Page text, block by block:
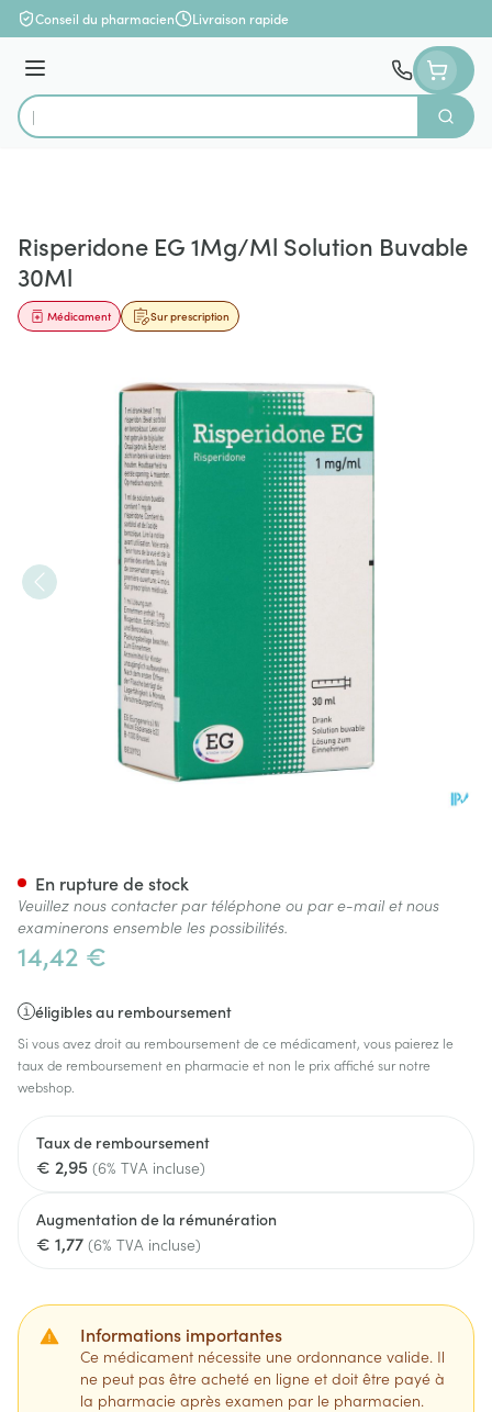
Aller au contenu
Conseil du pharmacien Livraison rapide
Menu
Rechercher
Risperidone EG 1Mg/Ml Solution Buvable
30Ml
Sur prescription
Médicament
14,42 €
éligibles au remboursement
Si vous avez droit au remboursement de ce médicament, vous paierez le
taux de remboursement en pharmacie et non le prix affiché sur notre
webshop.
Taux de remboursement
€ 2,95 (6% TVA incluse)
Augmentation de la rémunération
€ 1,77 (6% TVA incluse)
Informations importantes
Ce médicament nécessite une ordonnance valide. Il
ne peut pas être acheté en ligne et doit être payé à
la pharmacie après examen par le pharmacien.
En rupture de stock
Veuillez nous contacter par téléphone ou par e-mail et nous
examinerons ensemble les possibilités.